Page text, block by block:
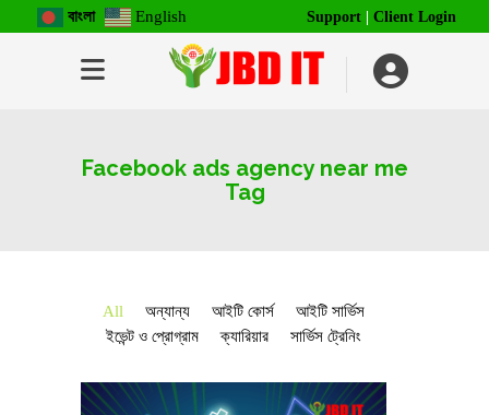
বাংলা English Support Client Login
Facebook ads agency near me
Tag
All অন্যান্য আইটি কোর্স
আইটি সার্ভিস
ইভেন্ট ও প্রোগ্রাম
ক্যারিয়ার সার্ভিস ট্রেনিং